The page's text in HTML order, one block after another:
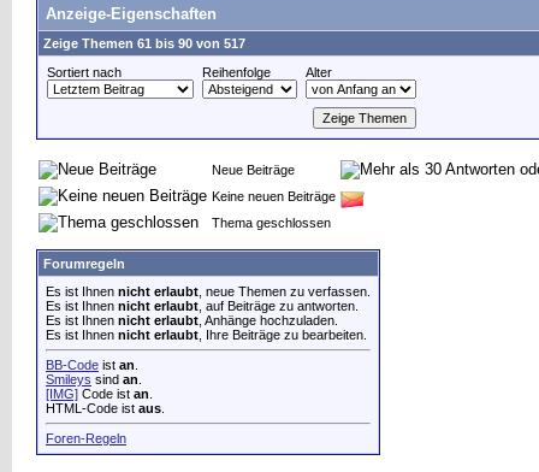
Anzeige-Eigenschaften
Zeige Themen 61 bis 90 von 517
Sortiert nach
Reihenfolge Alter
Neue Beiträge
Keine neuen Beiträge
Thema geschlossen
Forumregeln
Es ist Ihnen nicht erlaubt , neue Themen zu verfassen.
Es ist Ihnen nicht erlaubt , auf Beiträge zu antworten.
Es ist Ihnen nicht erlaubt , Anhänge hochzuladen.
Es ist Ihnen nicht erlaubt , Ihre Beiträge zu bearbeiten.
BB-Code ist an
Smileys sind an
[IMG] Code ist an
HTML-Code ist aus
Foren-Regeln